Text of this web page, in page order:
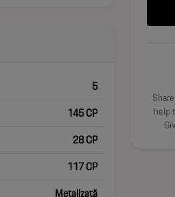
5
145 CP
28 CP
117 CP
Metalizată
help